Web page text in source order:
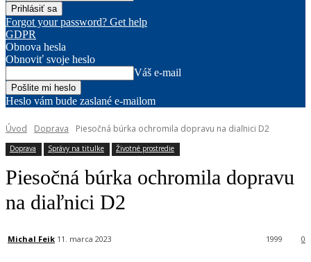
Forgot your password? Get help
GDPR
Obnova hesla
Obnoviť svoje heslo
Váš e-mail
Heslo vám bude zaslané e-mailom
Úvod Doprava Piesočná búrka ochromila dopravu na diaľnici D2
Doprava Správy na titulke Životné prostredie
Piesočná búrka ochromila dopravu
na diaľnici D2
Michal Feik 11. marca 2023 0
1999